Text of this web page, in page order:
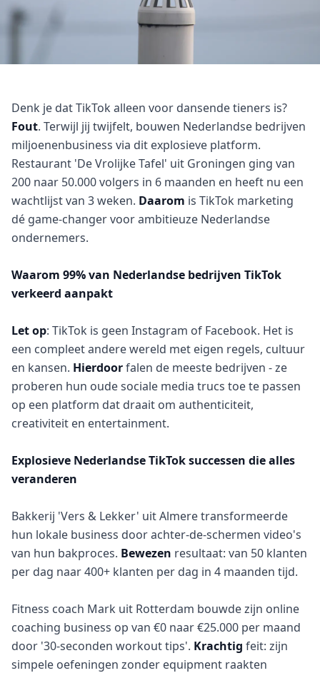
Denk je dat TikTok alleen voor dansende tieners is?
Fout. Terwijl jij twijfelt, bouwen Nederlandse bedrijven
miljoenenbusiness via dit explosieve platform.
Restaurant 'De Vrolijke Tafel' uit Groningen ging van
200 naar 50.000 volgers in 6 maanden en heeft nu een
wachtlijst van 3 weken. Daarom is TikTok marketing
dé game-changer voor ambitieuze Nederlandse
ondernemers.
Waarom 99% van Nederlandse bedrijven TikTok
verkeerd aanpakt
Let op: TikTok is geen Instagram of Facebook. Het is
een compleet andere wereld met eigen regels, cultuur
en kansen. Hierdoorfalen de meeste bedrijven - ze
proberen hun oude sociale media trucs toe te passen
op een platform dat draait om authenticiteit,
creativiteit en entertainment.
Explosieve Nederlandse TikTok successen die alles
veranderen
Bakkerij 'Vers & Lekker' uit Almere transformeerde
hun lokale business door achter-de-schermen video's
van hun bakproces. Bewezen resultaat: van 50 klanten
per dag naar 400+ klanten per dag in 4 maanden tijd.
Fitness coach Mark uit Rotterdam bouwde zijn online
coaching business op van €0 naar €25.000 per maand
door '30-seconden workout tips'. Krachtig feit: zijn
simpele oefeningen zonder equipment raakten